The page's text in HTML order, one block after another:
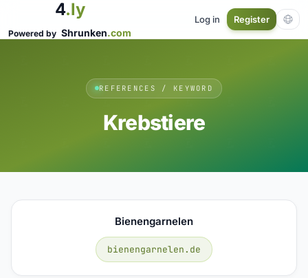
4.ly
Powered by Shrunken.com
Log in Register
REFERENCES / KEYWORD
Krebstiere
Bienengarnelen
bienengarnelen.de